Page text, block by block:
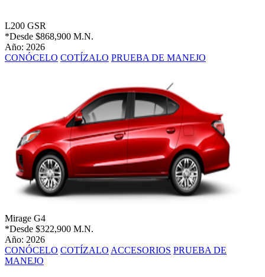
L200 GSR
*Desde $868,900 M.N.
Año: 2026
CONÓCELO COTÍZALO PRUEBA DE MANEJO
Mirage G4
*Desde $322,900 M.N.
Año: 2026
CONÓCELO COTÍZALO ACCESORIOS PRUEBA DE
MANEJO